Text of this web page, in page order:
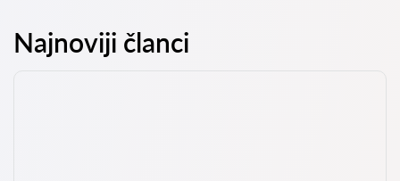
Najnoviji članci